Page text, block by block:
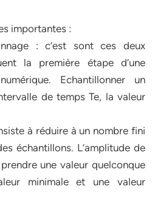
importantes :
: c’est sont ces deux
la première étape d’une
Echantillonner un
de temps Te, la valeur
à réduire à un nombre fini
échantillons. L’amplitude de
une valeur quelconque
minimale et une valeur